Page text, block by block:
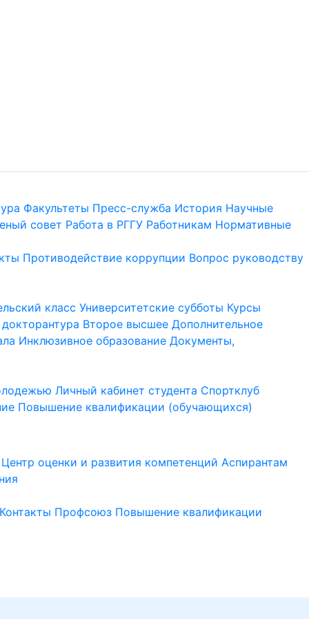
Факультеты Пресс-служба История Научные
совет Работа в РГГУ Работникам Нормативные
Противодействие коррупции Вопрос руководству
класс Университетские субботы Курсы
Второе высшее Дополнительное
Инклюзивное образование Документы,
Личный кабинет студента Спортклуб
Повышение квалификации (обучающихся)
Центр оценки и развития компетенций Аспирантам
Контакты Профсоюз Повышение квалификации